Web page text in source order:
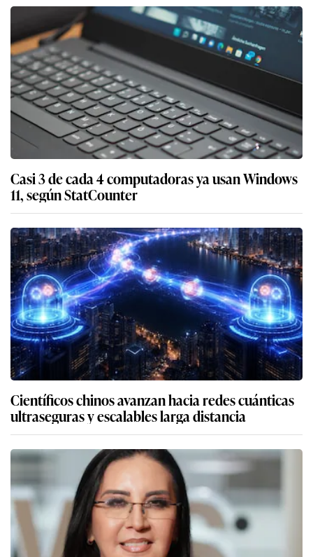
Casi 3 de cada 4 computadoras ya usan Windows
11, según StatCounter
Científicos chinos avanzan hacia redes cuánticas
ultraseguras y escalables larga distancia